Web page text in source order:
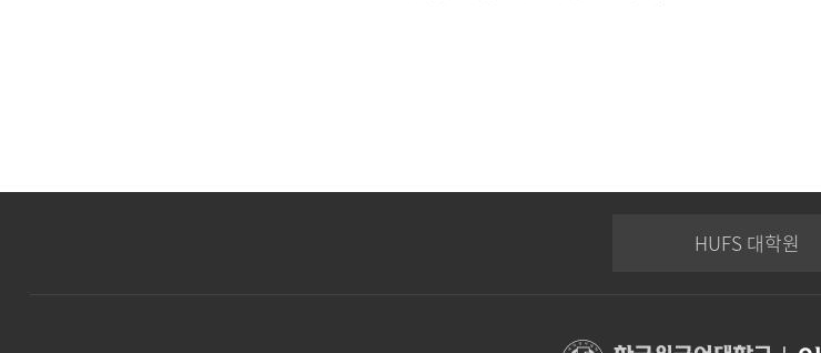
HUFS 대학원